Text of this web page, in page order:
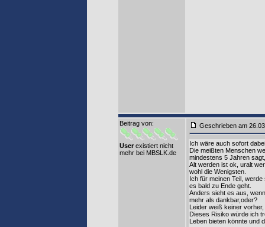
Beitrag von:
User existiert nicht
mehr bei MBSLK.de
Geschrieben am
Ich wäre auch sofort
Die meißten Menschen
mindestens 5 Jahren
Alt werden ist ok, uralt
wohl die Wenigsten.
Ich für meinen Teil,
es bald zu Ende geht.
Anders sieht es aus,
mehr als dankbar,oder?
Leider weiß keiner
Dieses Risiko würde ich
Leben bieten könnte und